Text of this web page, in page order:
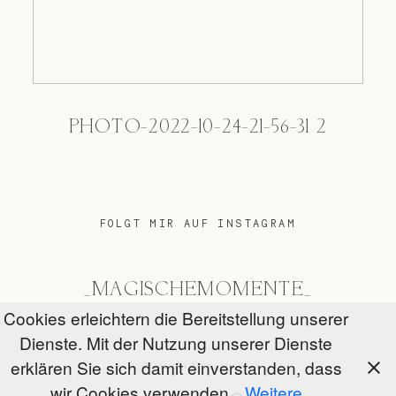
PHOTO-2022-10-24-21-56-31 2
FOLGT MIR AUF INSTAGRAM
_MAGISCHEMOMENTE_
@Magische Momente 2026
Cookies erleichtern die Bereitstellung unserer
Dienste. Mit der Nutzung unserer Dienste
erklären Sie sich damit einverstanden, dass